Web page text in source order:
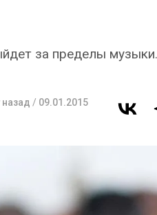
за пределы
назад / 09.01.2015